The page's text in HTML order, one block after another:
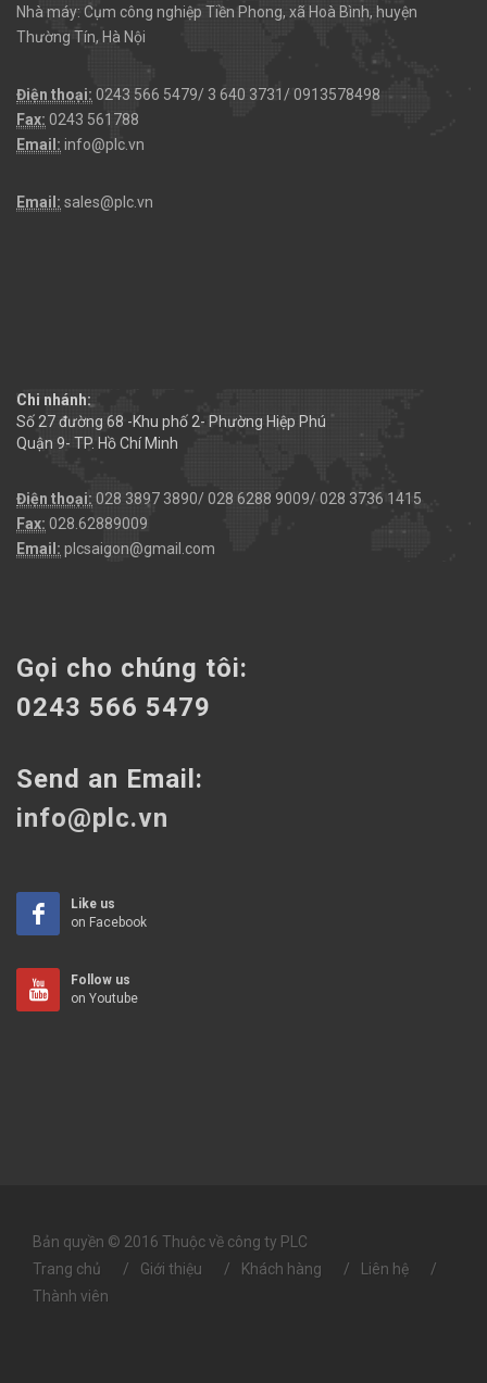
Nhà máy: Cụm công nghiệp Tiền Phong, xã Hoà Bình, huyện
Thường Tín, Hà Nội
Điện thoại: 0243 566 5479/ 3 640 3731/ 0913578498
Fax: 0243 561788
Email: info@plc.vn
Email: sales@plc.vn
Chi nhánh:
Số 27 đường 68 -Khu phố 2- Phường Hiệp Phú
Quận 9- TP. Hồ Chí Minh
Điện thoại: 028 3897 3890/ 028 6288 9009/ 028 3736 1415
Fax: 028.62889009
Email: plcsaigon@gmail.com
Gọi cho chúng tôi:
0243 566 5479
Send an Email:
info@plc.vn
Like us
on Facebook
Follow us
on Youtube
Bản quyền © 2016 Thuộc về công ty PLC
Trang chủ
Giới thiệu Khách hàng
Liên hệ
Thành viên